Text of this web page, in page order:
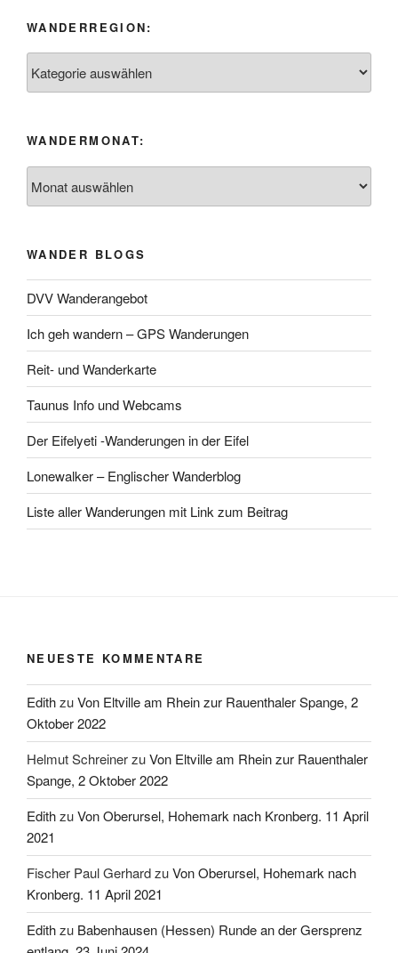
WANDERREGION:
WANDERMONAT:
WANDER BLOGS
DVV Wanderangebot
Ich geh wandern – GPS Wanderungen
Reit- und Wanderkarte
Taunus Info und Webcams
Der Eifelyeti -Wanderungen in der Eifel
Lonewalker – Englischer Wanderblog
Liste aller Wanderungen mit Link zum Beitrag
NEUESTE KOMMENTARE
EdithzuVon Eltville am Rhein zur Rauenthaler Spange, 2
Oktober 2022
Helmut SchreinerzuVon Eltville am Rhein zur Rauenthaler
Spange, 2 Oktober 2022
EdithzuVon Oberursel, Hohemark nach Kronberg. 11 April
2021
Fischer Paul GerhardzuVon Oberursel, Hohemark nach
Kronberg. 11 April 2021
Edithzu Babenhausen (Hessen) Runde an der Gersprenz